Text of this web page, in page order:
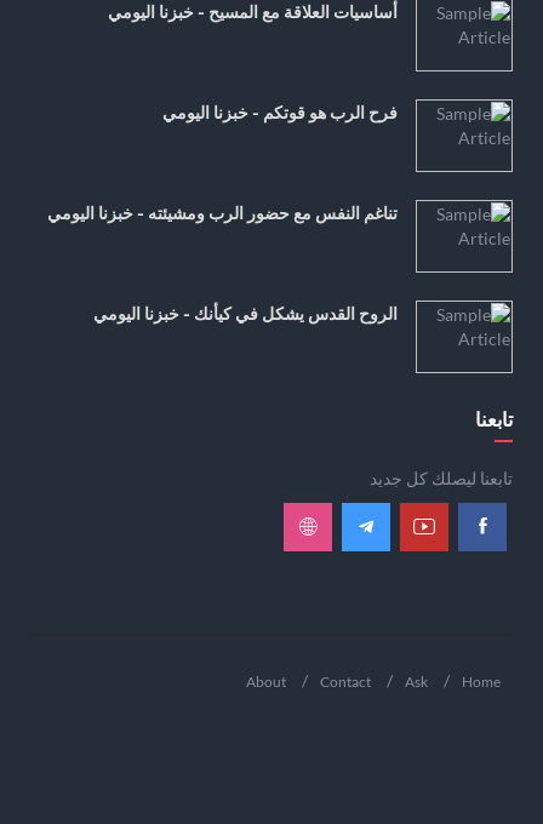
أساسيات العلاقة مع المسيح - خبزنا اليومي
فرح الرب هو قوتكم - خبزنا اليومي
تناغم النفس مع حضور الرب ومشيئته - خبزنا اليومي
الروح القدس يشكل في كيأنك - خبزنا اليومي
تابعنا
تابعنا ليصلك كل جديد
Home
Ask
Contact
About